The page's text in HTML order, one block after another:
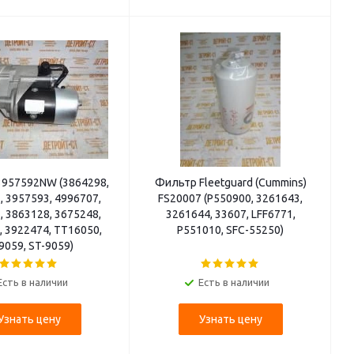
(3864298,
3957593, 4996707,
3863128, 3675248,
3922474, TT16050,
ST-9059)
в наличии
цену
Фильтр Fleetguard (Cummins)
FS20007 (P550900, 3261643,
3261644, 33607, LFF6771,
P551010, SFC-55250)
Есть в наличии
Узнать цену